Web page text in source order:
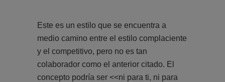
Este es un estilo que se encuentra a
medio camino entre el estilo complaciente
y el competitivo, pero no es tan
colaborador como el anterior citado. El
concepto podría ser <<ni para ti, ni para